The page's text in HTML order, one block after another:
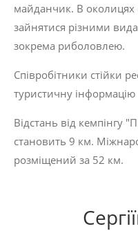
майданчик. В
зайнятися різними
зокрема риболовлею.
Співробітники стійки
туристичну
Відстань від кемпінгу
становить 9 км.
розміщений за 52 км.